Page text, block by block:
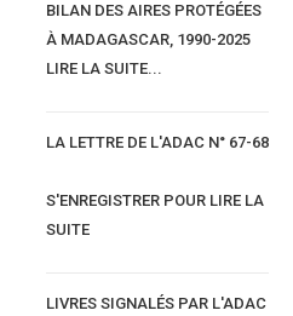
BILAN DES AIRES PROTÉGÉES
À MADAGASCAR, 1990-2025
LIRE LA SUITE...
LA LETTRE DE L'ADAC N° 67-68
S'ENREGISTRER POUR LIRE LA
SUITE
LIVRES SIGNALÉS PAR L'ADAC